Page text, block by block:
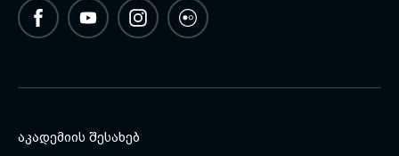
ᲐᲙᲐᲓᲔᲛᲘᲘᲡ ᲨᲔᲡᲐᲮᲔᲑ